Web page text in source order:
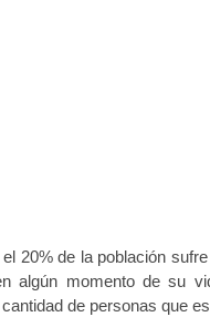
20% de la población
algún momento de su
de personas que